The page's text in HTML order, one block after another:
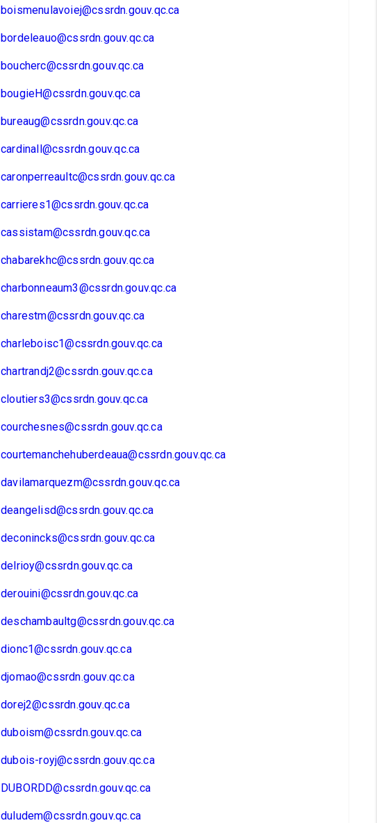
boismenulavoiej@cssrdn.gouv.qc.ca
bordeleauo@cssrdn.gouv.qc.ca
boucherc@cssrdn.gouv.qc.ca
bougieH@cssrdn.gouv.qc.ca
bureaug@cssrdn.gouv.qc.ca
cardinall@cssrdn.gouv.qc.ca
caronperreaultc@cssrdn.gouv.qc.ca
carrieres1@cssrdn.gouv.qc.ca
cassistam@cssrdn.gouv.qc.ca
chabarekhc@cssrdn.gouv.qc.ca
charbonneaum3@cssrdn.gouv.qc.ca
charestm@cssrdn.gouv.qc.ca
charleboisc1@cssrdn.gouv.qc.ca
chartrandj2@cssrdn.gouv.qc.ca
cloutiers3@cssrdn.gouv.qc.ca
courchesnes@cssrdn.gouv.qc.ca
courtemanchehuberdeaua@cssrdn.gouv.qc.ca
davilamarquezm@cssrdn.gouv.qc.ca
deangelisd@cssrdn.gouv.qc.ca
deconincks@cssrdn.gouv.qc.ca
delrioy@cssrdn.gouv.qc.ca
derouini@cssrdn.gouv.qc.ca
deschambaultg@cssrdn.gouv.qc.ca
dionc1@cssrdn.gouv.qc.ca
djomao@cssrdn.gouv.qc.ca
dorej2@cssrdn.gouv.qc.ca
duboism@cssrdn.gouv.qc.ca
dubois-royj@cssrdn.gouv.qc.ca
DUBORDD@cssrdn.gouv.qc.ca
duludem@cssrdn.gouv.qc.ca